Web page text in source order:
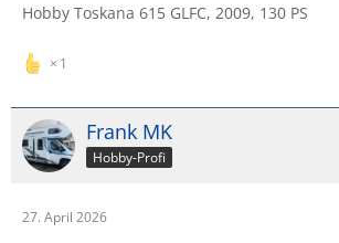
Hobby Toskana 615 GLFC, 2009, 130 PS
1
Frank MK
Hobby-Profi
27. April 2026